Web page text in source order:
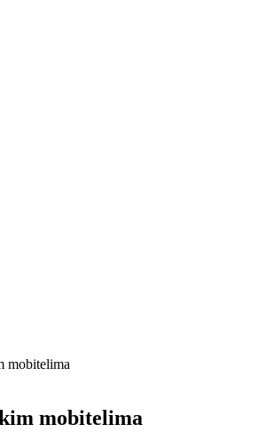
mobitelima
mobitelima